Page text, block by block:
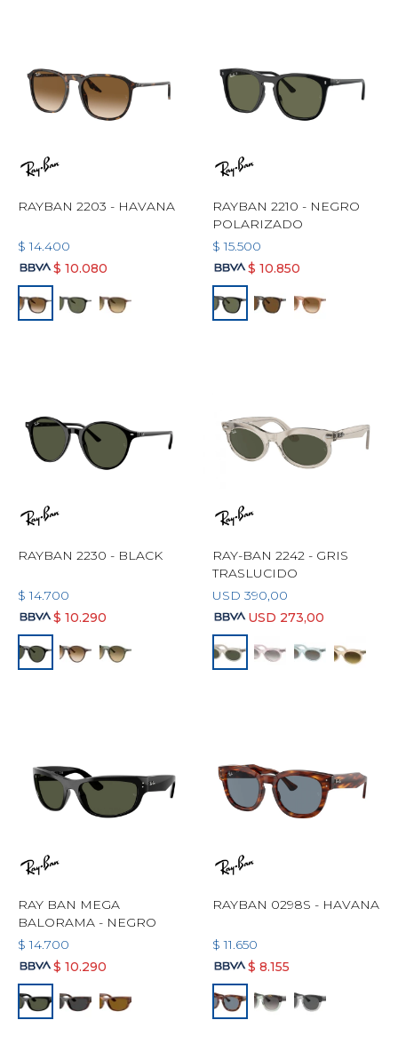
RAYBAN 2203 - HAVANA
$ 14.400
$ 10.080
RAYBAN 2210 - NEGRO
POLARIZADO
$ 15.500
$ 10.850
RAYBAN 2230 - BLACK
$ 14.700
$ 10.290
RAY-BAN 2242 - GRIS
TRASLUCIDO
USD 390,00
USD 273,00
RAY BAN MEGA
BALORAMA - NEGRO
$ 14.700
$ 10.290
RAYBAN 0298S - HAVANA
$ 11.650
$ 8.155